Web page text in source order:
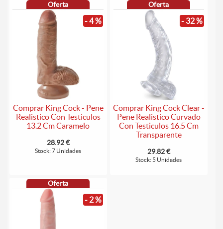
Oferta
- 4 %
Comprar King Cock - Pene
Realistico Con Testiculos
13.2 Cm Caramelo
28.92 €
Stock: 7 Unidades
Oferta
- 32 %
Comprar King Cock Clear -
Pene Realistico Curvado
Con Testiculos 16.5 Cm
Transparente
29.82 €
Stock: 5 Unidades
Oferta
- 2 %